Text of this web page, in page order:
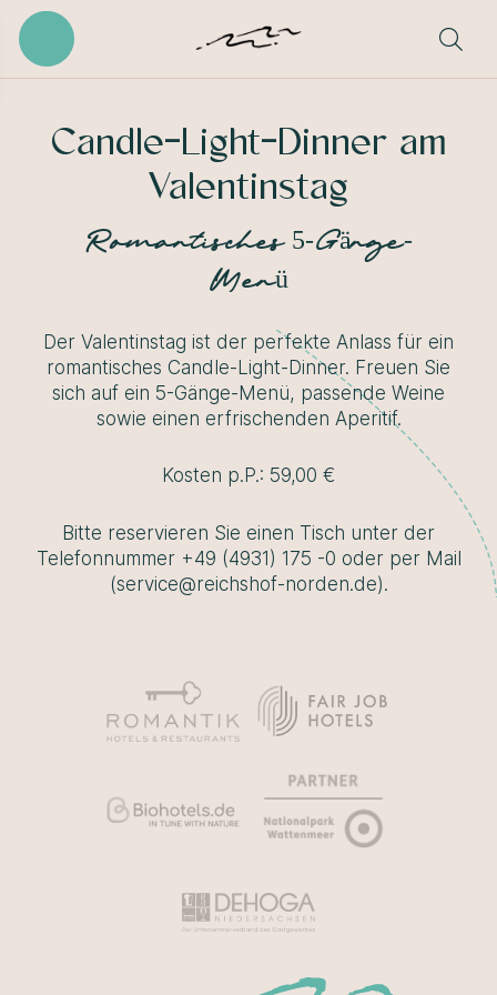
Candle-Light-Dinner am
Valentinstag
Romantisches 5-Gänge-
Menü
Der Valentinstag ist der perfekte Anlass für ein
romantisches Candle-Light-Dinner. Freuen Sie
sich auf ein 5-Gänge-Menü, passende Weine
sowie einen erfrischenden Aperitif.
Kosten p.P.: 59,00 €
Bitte reservieren Sie einen Tisch unter der
Telefonnummer +49 (4931) 175 -0 oder per Mail
(service@reichshof-norden.de).